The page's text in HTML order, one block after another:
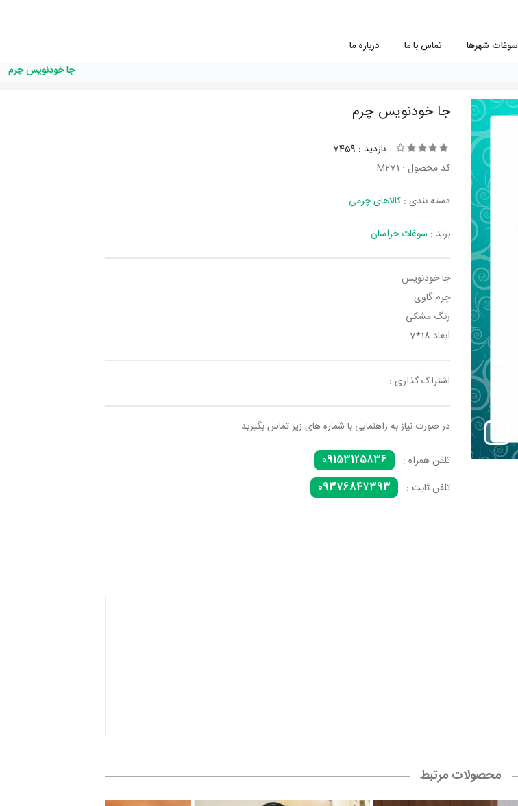
سوغات شهرها تماس با ما
درباره ما
جا خودنویس چرم
جا خودنویس چرم
بازدید : 7459
کد محصول : M271
دسته بندی : کالاهای چرمی
برند : سوغات خراسان
جا خودنویس
چرم گاوی
رنگ مشکی
ابعاد 18*7
اشتراک گذاری :
در صورت نیاز به راهنمایی با شماره های زیر تماس بگیرید.
تلفن همراه :
09153125836
تلفن ثابت :
09376847393
محصولات مرتبط